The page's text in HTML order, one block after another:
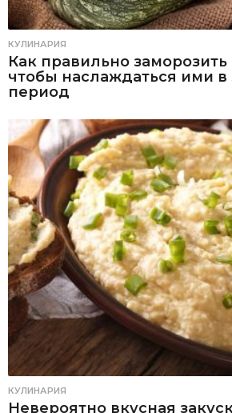
КУЛИНАРИЯ
Как правильно заморозить
чтобы наслаждаться ими
период
КУЛИНАРИЯ
Невероятно вкусная